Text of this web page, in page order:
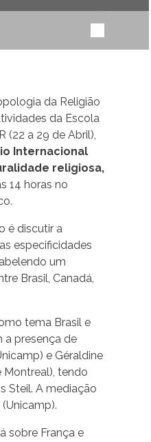
da Religião
da Escola
(22 a 29 de Abril),
Internacional
religiosa,
14 horas no
é discutir a
especificidades
um
Brasil, Canadá,
tema Brasil e
a presença de
e Géraldine
Montreal), tendo
Steil. A mediação
sobre França e